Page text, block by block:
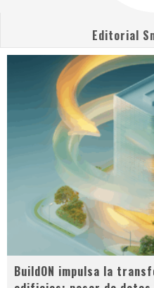
Editorial
BuildON impulsa la